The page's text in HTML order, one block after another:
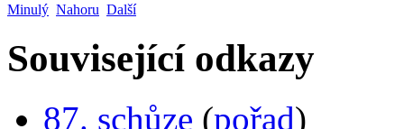
Minulý Nahoru Další
Související odkazy
87. schůze (pořad)